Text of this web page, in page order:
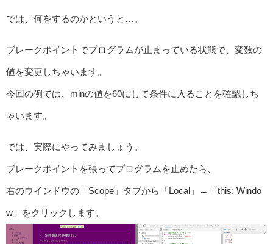
では、何をするのかというと…。
ブレークポイントでプログラムが止まっている状態で、変数の
値を変更しちゃいます。
今回の例では、minの値を60にして条件に入ることを確認しち
ゃいます。
では、実際にやってみましょう。
ブレークポイントを張ってプログラムを止めたら、
右のウインドウの「Scope」タブから「Local」→「this: Windo
w」をクリックします。